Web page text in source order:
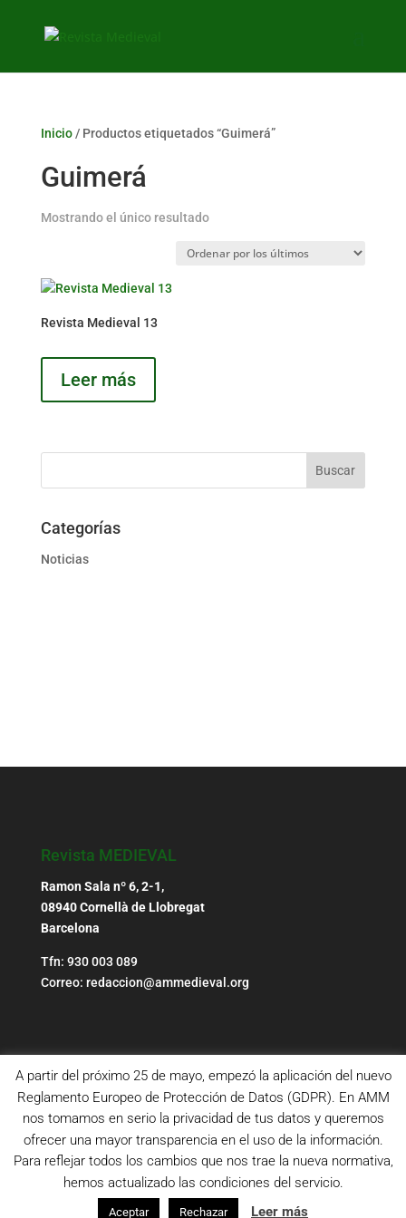
Inicio/ Productos etiquetados “Guimerá”
Guimerá
Mostrando el único resultado
Revista Medieval 13
Leer más
Categorías
Noticias
Revista MEDIEVAL
Ramon Sala nº 6, 2-1,
08940 Cornellà de Llobregat
Barcelona
Tfn: 930 003 089
Correo: redaccion@ammedieval.org
A partir del próximo 25 de mayo, empezó la aplicación del nuevo
Reglamento Europeo de Protección de Datos (GDPR). En AMM
nos tomamos en serio la privacidad de tus datos y queremos
ofrecer una mayor transparencia en el uso de la información.
Para reflejar todos los cambios que nos trae la nueva normativa,
hemos actualizado las condiciones del servicio.
Aceptar Rechazar Leer más